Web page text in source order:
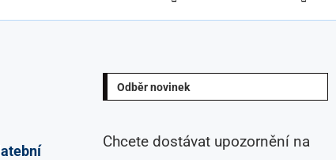
Odběr novinek
Chcete dostávat upozornění na